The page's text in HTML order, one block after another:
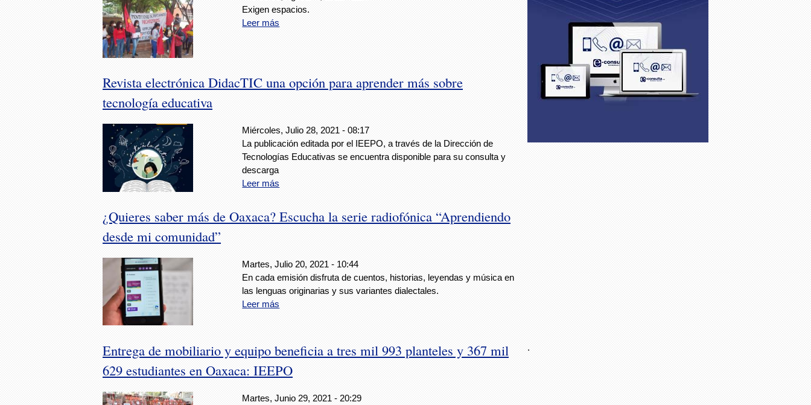
Exigen espacios.
Leer más
Revista electrónica DidacTIC una opción para aprender más sobre
tecnología educativa
Miércoles, Julio 28, 2021 - 08:17
La publicación editada por el IEEPO, a través de la Dirección de
Tecnologías Educativas se encuentra disponible para su consulta y
descarga
Leer más
¿Quieres saber más de Oaxaca? Escucha la serie radiofónica “Aprendiendo
desde mi comunidad”
Martes, Julio 20, 2021 - 10:44
En cada emisión disfruta de cuentos, historias, leyendas y música en
las lenguas originarias y sus variantes dialectales.
Leer más
Entrega de mobiliario y equipo beneficia a tres mil 993 planteles y 367 mil
629 estudiantes en Oaxaca: IEEPO
Martes, Junio 29, 2021 - 20:29
.